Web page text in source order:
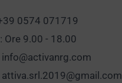
0574 071719
Ore 9.00 - 18.00
info@activanrg.com
attiva.srl.2019@gmail.com